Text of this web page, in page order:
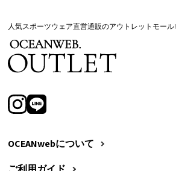
人気スポーツウェア直営通販のアウトレットモール!
OCEANwebについて